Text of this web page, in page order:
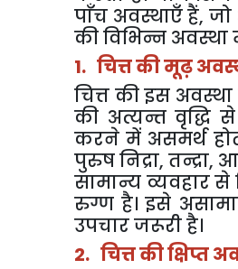
पाँच अवस्थाएँ हैं, जो
कीविभिन्न अवस्था
1. चित्तकीमूढ़
चित्त की इस अवस्था
की अत्यन्त वृद्धि से
करने में असमर्थ
पुरुषनिद्रा,तन्द्रा,
सामान्य व्यवहारसे
रुग्ण है। इसे
उपचारजरूरीहै।
2. चित्तकीक्षिप्त